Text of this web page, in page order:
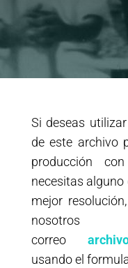
Si deseas
de este archivo
producción
necesitas
mejor
correo
usando el